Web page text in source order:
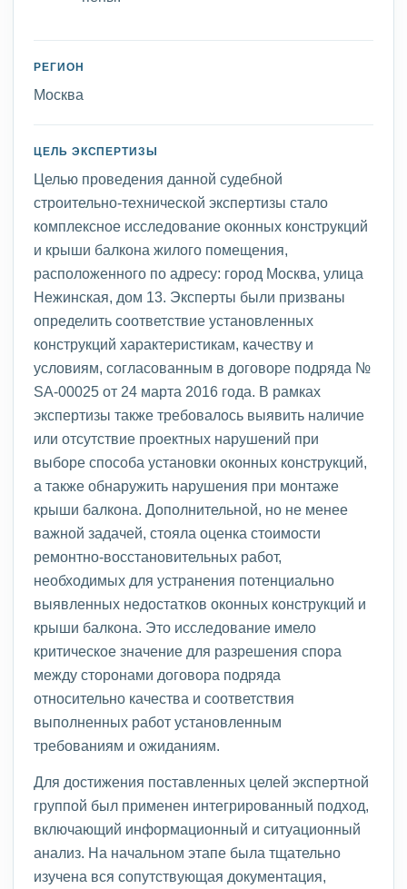
РЕГИОН
Москва
ЦЕЛЬ ЭКСПЕРТИЗЫ
Целью проведения данной судебной
строительно-технической экспертизы стало
комплексное исследование оконных конструкций
и крыши балкона жилого помещения,
расположенного по адресу: город Москва, улица
Нежинская, дом 13. Эксперты были призваны
определить соответствие установленных
конструкций характеристикам, качеству и
условиям, согласованным в договоре подряда №
SA-00025 от 24 марта 2016 года. В рамках
экспертизы также требовалось выявить наличие
или отсутствие проектных нарушений при
выборе способа установки оконных конструкций,
а также обнаружить нарушения при монтаже
крыши балкона. Дополнительной, но не менее
важной задачей, стояла оценка стоимости
ремонтно-восстановительных работ,
необходимых для устранения потенциально
выявленных недостатков оконных конструкций и
крыши балкона. Это исследование имело
критическое значение для разрешения спора
между сторонами договора подряда
относительно качества и соответствия
выполненных работ установленным
требованиям и ожиданиям.
Для достижения поставленных целей экспертной
группой был применен интегрированный подход,
включающий информационный и ситуационный
анализ. На начальном этапе была тщательно
изучена вся сопутствующая документация,